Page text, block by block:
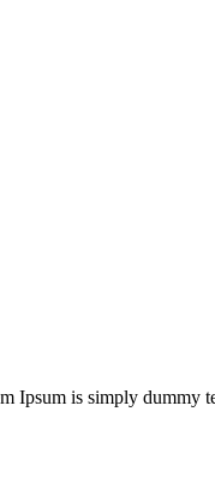
Ipsum is simply dummy